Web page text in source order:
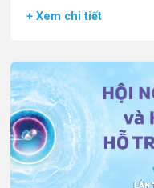
+ Xem chi tiết